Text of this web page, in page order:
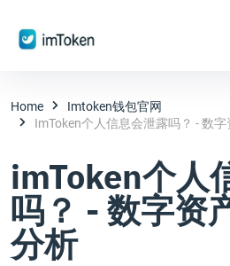
Home
Imtoken钱包官网
ImToken个人信息会泄露吗？ - 数
imToken个人
吗？ - 数字资
分析